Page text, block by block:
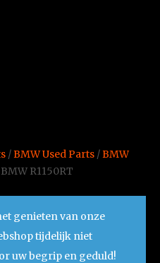
/BMW Used Parts /BMW
R1150RT
genieten van onze
tijdelijk niet
uw begrip en geduld!